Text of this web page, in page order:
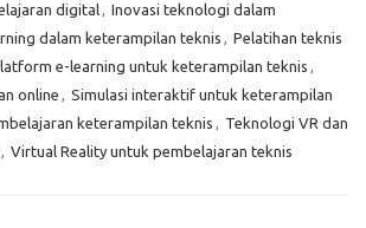
digital, Inovasi teknologi dalam
dalam keterampilan teknis , Pelatihan teknis
e-learning untuk keterampilan teknis ,
online , Simulasi interaktif untuk keterampilan
keterampilan teknis , Teknologi VR dan
, Virtual Reality untuk pembelajaran teknis